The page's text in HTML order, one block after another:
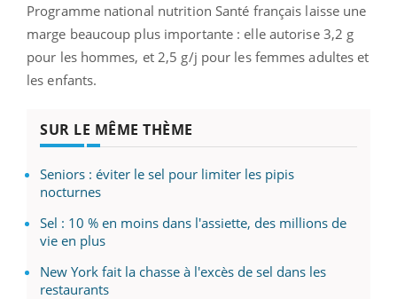
Programme national nutrition Santé français laisse une
marge beaucoup plus importante : elle autorise 3,2 g
pour les hommes, et 2,5 g/j pour les femmes adultes et
les enfants.
SUR LE MÊME THÈME
Seniors : éviter le sel pour limiter les pipis
nocturnes
Sel : 10 % en moins dans l'assiette, des millions de
vie en plus
New York fait la chasse à l'excès de sel dans les
restaurants